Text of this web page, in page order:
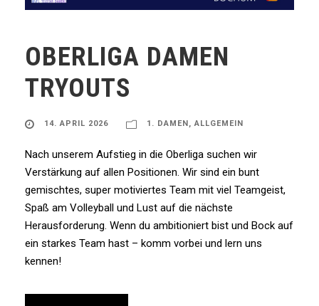
OBERLIGA DAMEN
TRYOUTS
14. APRIL 2026 1. DAMEN, ALLGEMEIN
Nach unserem Aufstieg in die Oberliga suchen wir
Verstärkung auf allen Positionen. Wir sind ein bunt
gemischtes, super motiviertes Team mit viel Teamgeist,
Spaß am Volleyball und Lust auf die nächste
Herausforderung. Wenn du ambitioniert bist und Bock auf
ein starkes Team hast – komm vorbei und lern uns
kennen!